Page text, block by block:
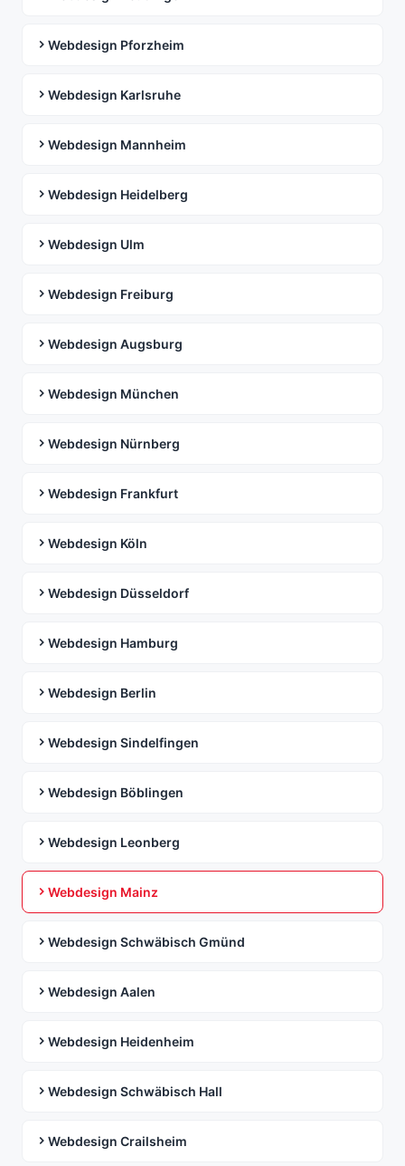
Webdesign Pforzheim
Webdesign Karlsruhe
Webdesign Mannheim
Webdesign Heidelberg
Webdesign Ulm
Webdesign Freiburg
Webdesign Augsburg
Webdesign München
Webdesign Nürnberg
Webdesign Frankfurt
Webdesign Köln
Webdesign Düsseldorf
Webdesign Hamburg
Webdesign Berlin
Webdesign Sindelfingen
Webdesign Böblingen
Webdesign Leonberg
Webdesign Mainz
Webdesign Schwäbisch Gmünd
Webdesign Aalen
Webdesign Heidenheim
Webdesign Schwäbisch Hall
Webdesign Crailsheim